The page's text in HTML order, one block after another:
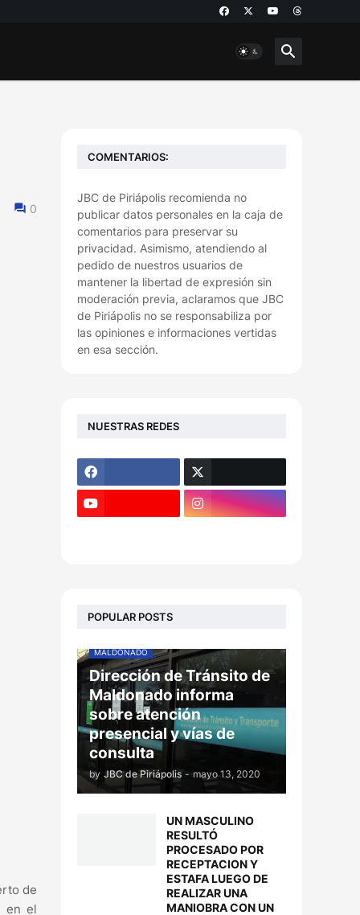
0
de
en el
COMENTARIOS:
JBC de Piriápolis recomienda no
publicar datos personales en la caja de
comentarios para preservar su
privacidad. Asimismo, atendiendo al
pedido de nuestros usuarios de
mantener la libertad de expresión sin
moderación previa, aclaramos que JBC
de Piriápolis no se responsabiliza por
las opiniones e informaciones vertidas
en esa sección.
NUESTRAS REDES
POPULAR POSTS
MALDONADO
Dirección de Tránsito de
Maldonado informa
sobre atención
presencial y vías de
consulta
by JBC de Piriápolis - mayo 13, 2020
UN MASCULINO
RESULTÓ
PROCESADO POR
RECEPTACION Y
ESTAFA LUEGO DE
REALIZAR UNA
MANIOBRA CON UN